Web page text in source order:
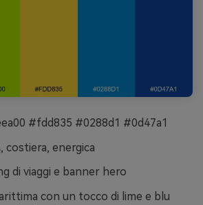
#fdd835 #0288d1 #0d47a1
costiera, energica
di viaggi e banner hero
con un tocco di lime e blu